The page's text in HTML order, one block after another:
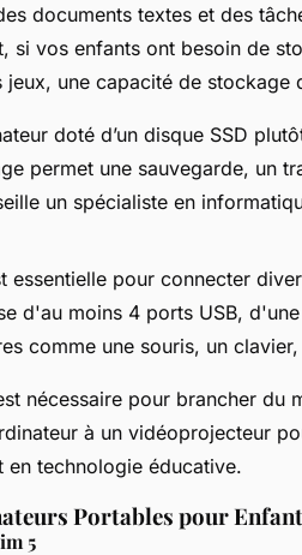
documents textes et des
si vos enfants ont besoin de
une capacité de stockage
doté d’un disque SSD
permet une sauvegarde, un
un spécialiste en
essentielle pour connecter
d'au moins 4 ports USB,
comme une souris, un
nécessaire pour brancher du
à un vidéoprojecteur
en technologie éducative.
Portables pour
5